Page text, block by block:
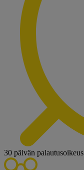
30 päivän palautusoikeus